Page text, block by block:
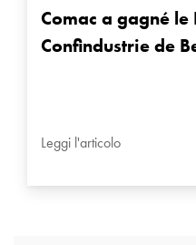
Comac a gagné
Confindustrie de
Leggi l'articolo